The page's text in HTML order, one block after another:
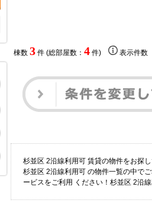
棟数 3 件 (総部屋数： 4 件) 表示件数
杉並区 2沿線利用可 賃貸の物件をお探
杉並区 2沿線利用可 の物件一覧の中で
ービスをご利用 ください！杉並区 2沿